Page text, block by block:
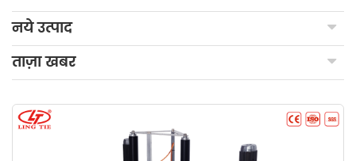
नये उत्पाद
ताज़ा खबर